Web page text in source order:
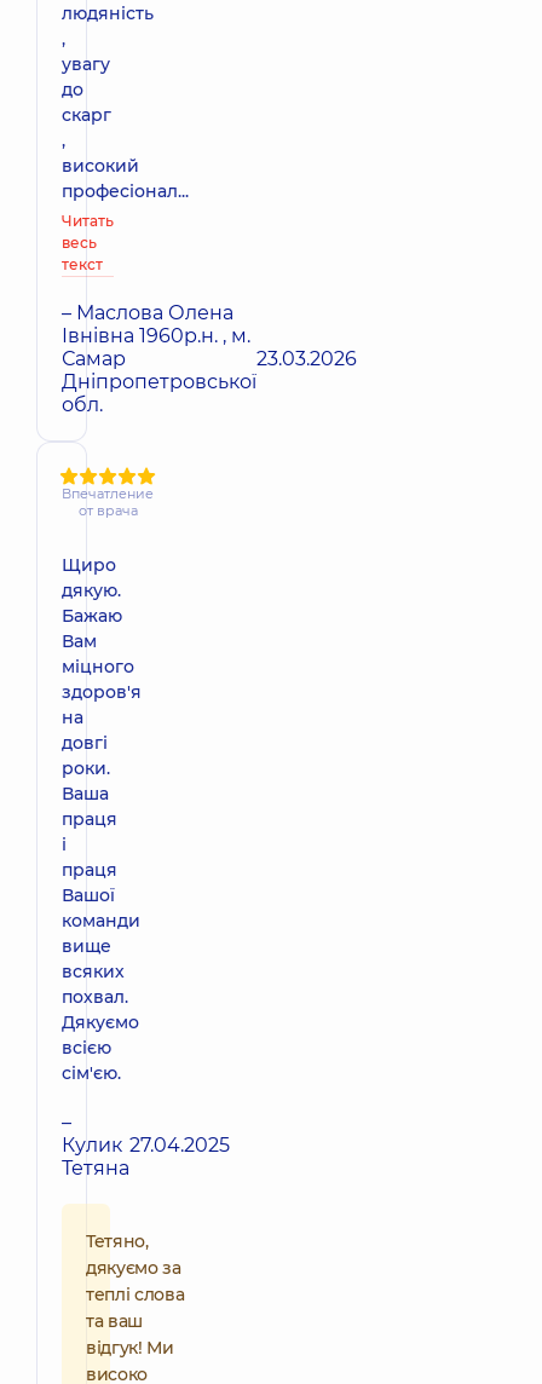
людяність
,
увагу
до
скарг
,
високий
професіонал...
Читать
весь
текст
– Маслова Олена
Івнівна 1960р.н. , м.
Самар
Дніпропетровської
обл.
23.03.2026
Впечатление
от врача
Щиро
дякую.
Бажаю
Вам
міцного
здоров'я
на
довгі
роки.
Ваша
праця
і
праця
Вашої
команди
вище
всяких
похвал.
Дякуємо
всією
сім'єю.
–
Кулик
Тетяна
27.04.2025
Тетяно,
дякуємо за
теплі слова
та ваш
відгук! Ми
високо